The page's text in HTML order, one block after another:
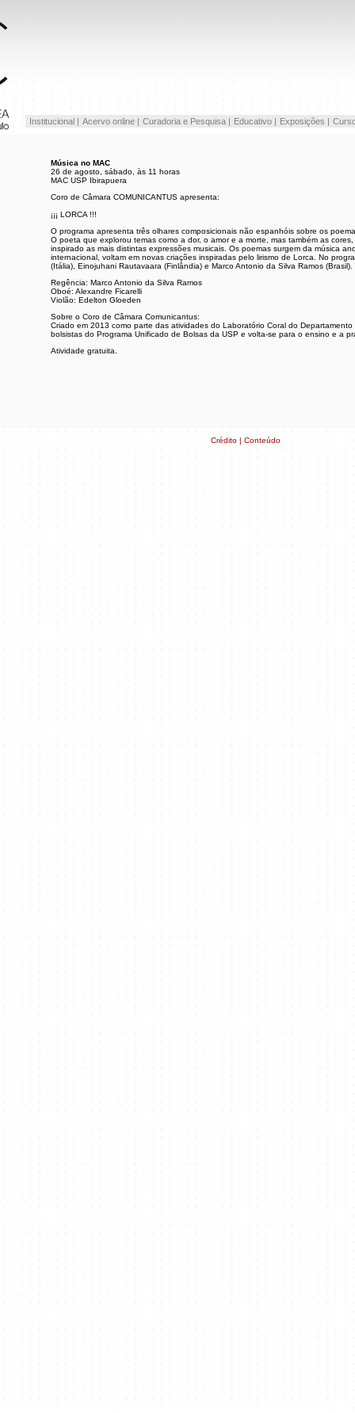
Música no MAC
26 de agosto, sábado, às 11 horas
MAC USP Ibirapuera
Coro de Câmara COMUNICANTUS apresenta:
¡¡¡ LORCA !!!
O programa apresenta três olhares composicionais não espanhóis sobre os
O poeta que explorou temas como a dor, o amor e a morte, mas também as
inspirado as mais distintas expressões musicais. Os poemas surgem da música
internacional, voltam em novas criações inspiradas pelo lirismo de Lorca. No
(Itália), Einojuhani Rautavaara (Finlândia) e Marco Antonio da Silva Ramos (Brasil).
Regência: Marco Antonio da Silva Ramos
Oboé: Alexandre Ficarelli
Violão: Edelton Gloeden
Sobre o Coro de Câmara Comunicantus:
Criado em 2013 como parte das atividades do Laboratório Coral do
bolsistas do Programa Unificado de Bolsas da USP e volta-se para o ensino e a
Atividade gratuita.
Institucional | Acervo online | Curadoria e Pesquisa | Educativo | Exposições |
Crédito | Conteúdo